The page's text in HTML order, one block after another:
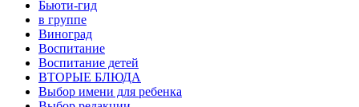
Бьюти-гид
в группе
Виноград
Воспитание
Воспитание детей
ВТОРЫЕ БЛЮДА
Выбор имени для ребенка